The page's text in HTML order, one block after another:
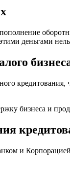
деньгами
бизнеса и
и